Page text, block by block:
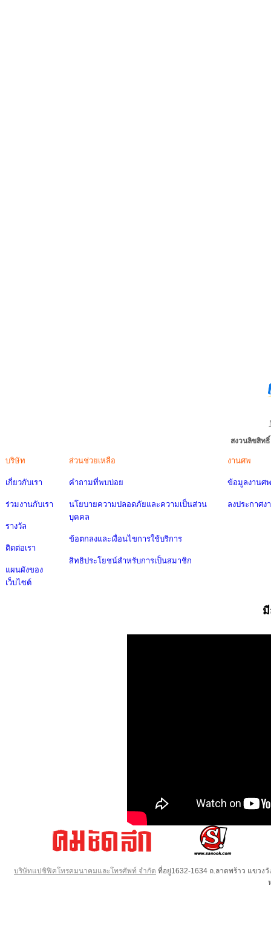
สงวนลิขสิท
บริษัท
เกี่ยวกับเรา
ร่วมงานกับเรา
รางวัล
ติดต่อเรา
แผนผังของ
เว็บไซต์
ส่วนช่วยเหลือ
คำถามที่พบบ่อย
นโยบายความปลอดภัยและความเป็นส่วน
บุคคล
ข้อตกลงและเงื่อนไขการใช้บริการ
สิทธิประโยชน์สำหรับการเป็นสมาชิก
งานศพ
ข้อมูลงานศพ
ลงประกาศง
บริษัทแปซิฟิคโทรคมนาคมและโทรศัพท์ จำกัด ที่อยู่1632-1634 ถ.ลาดพร้าว แขวง